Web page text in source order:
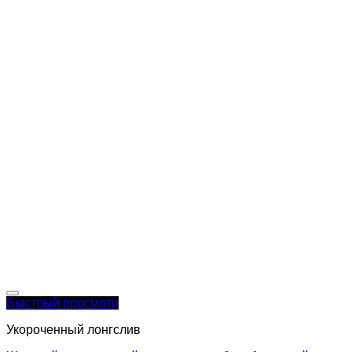
Быстрый просмотр
Укороченный лонгслив